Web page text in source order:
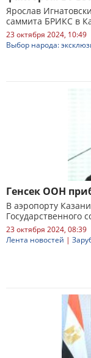
Ярослав
саммита БРИКС в
23 октября 2024, 10:49
Выбор народа:
Генсек ООН
В аэропорту
Государственного
23 октября 2024, 08:39
Лента новостей |